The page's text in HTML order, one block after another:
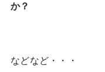
か？
などなど・・・